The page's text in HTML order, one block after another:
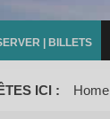
| BILLETS
ICI : Home